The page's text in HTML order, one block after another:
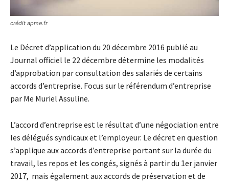
crédit apme.fr
Le Décret d’application du 20 décembre 2016 publié au
Journal officiel le 22 décembre détermine les modalités
d’approbation par consultation des salariés de certains
accords d’entreprise. Focus sur le référendum d’entreprise
par Me Muriel Assuline.
L’accord d’entreprise est le résultat d’une négociation entre
les délégués syndicaux et l’employeur. Le décret en question
s’applique aux accords d’entreprise portant sur la durée du
travail, les repos et les congés, signés à partir du 1er janvier
2017, mais également aux accords de préservation et de